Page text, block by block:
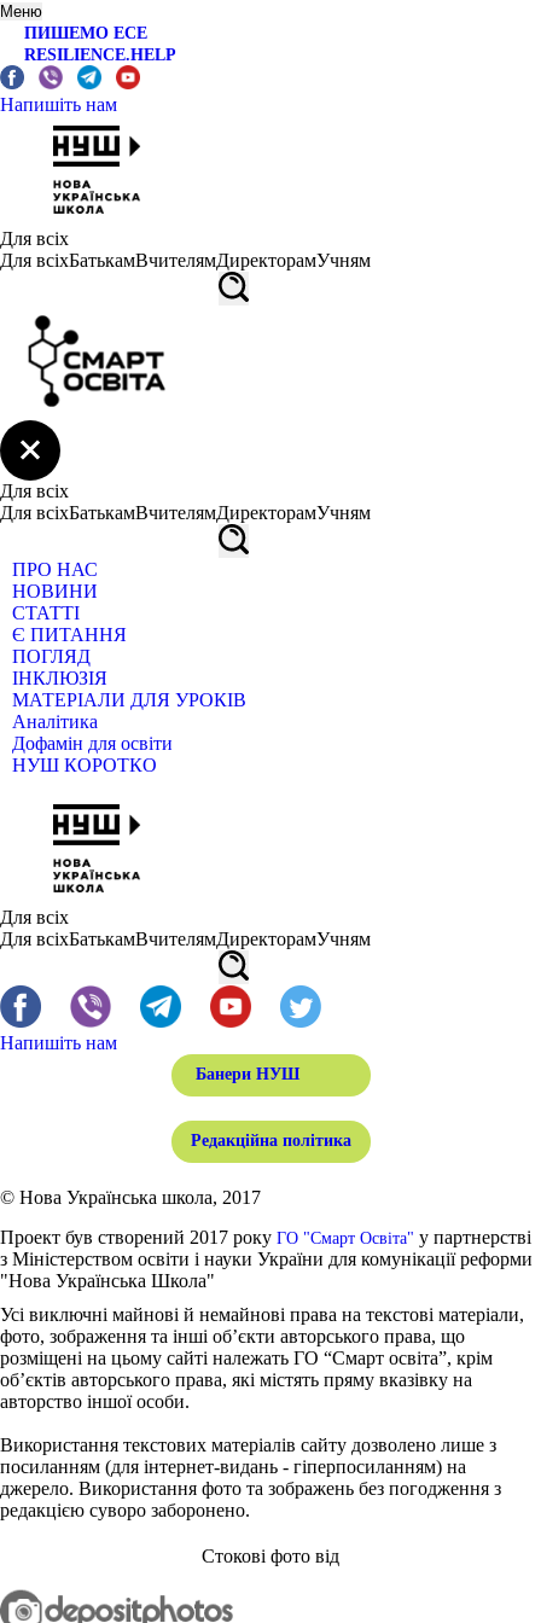
Меню
ПИШЕМО ЕСЕ
RESILIENCE.HELP
Напишіть нам
Для всіх
Для всіхБатькамВчителямДиректорамУчням
Для всіх
Для всіхБатькамВчителямДиректорамУчням
ПРО НАС
НОВИНИ
СТАТТІ
Є ПИТАННЯ
ПОГЛЯД
ІНКЛЮЗІЯ
МАТЕРІАЛИ ДЛЯ УРОКІВ
Аналітика
Дофамін для освіти
НУШ КОРОТКО
Для всіх
Для всіхБатькамВчителямДиректорамУчням
Напишіть нам
Банери НУШ
Редакційна політика
© Нова Українська школа, 2017
Проект був створений 2017 року ГО "Смарт Освіта" у партнерстві
з Міністерством освіти і науки України для комунікації реформи
"Нова Українська Школа"
Усі виключні майнові й немайнові права на текстові матеріали,
фото, зображення та інші об’єкти авторського права, що
розміщені на цьому сайті належать ГО “Смарт освіта”, крім
об’єктів авторського права, які містять пряму вказівку на
авторство іншої особи.
Використання текстових матеріалів сайту дозволено лише з
посиланням (для інтернет-видань - гіперпосиланням) на
джерело. Використання фото та зображень без погодження з
редакцією суворо заборонено.
Стокові фото від